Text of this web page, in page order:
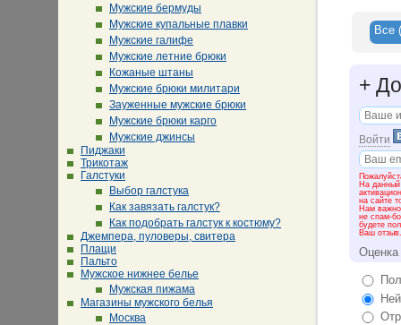
Мужские бермуды
Мужские купальные плавки
Мужские галифе
Мужские летние брюки
Кожаные штаны
Мужские брюки милитари
Зауженные мужские брюки
Мужские брюки карго
Мужские джинсы
Пиджаки
Трикотаж
Галстуки
Выбор галстука
Как завязать галстук?
Как подобрать галстук к костюму?
Джемпера, пуловеры, свитера
Плащи
Пальто
Мужское нижнее белье
Мужская пижама
Магазины мужского белья
Москва
Все
+
Войти
На данный
на сайте
Нам важно
не спам-
будете
Ваш отзыв.
Оценка